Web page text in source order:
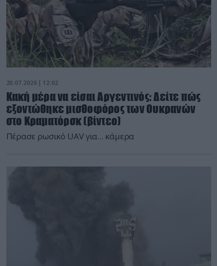
20.07.2026 | 12:02
Κακή μέρα να είσαι Αργεντινός: Δείτε πώς
εξοντώθηκε μισθοφόρος των Ουκρανών
στο Κραματόρσκ (βίντεο)
Πέρασε ρωσικό UAV για... κάμερα